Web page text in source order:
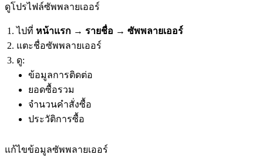
ดูโปรไฟล์ซัพพลายเออร์
ไปที่ หน้าแรก → รายชื่อ → ซัพพลายเออร์
แตะชื่อซัพพลายเออร์
ดู:
ข้อมูลการติดต่อ
ยอดซื้อรวม
จำนวนคำสั่งซื้อ
ประวัติการซื้อ
แก้ไขข้อมูลซัพพลายเออร์